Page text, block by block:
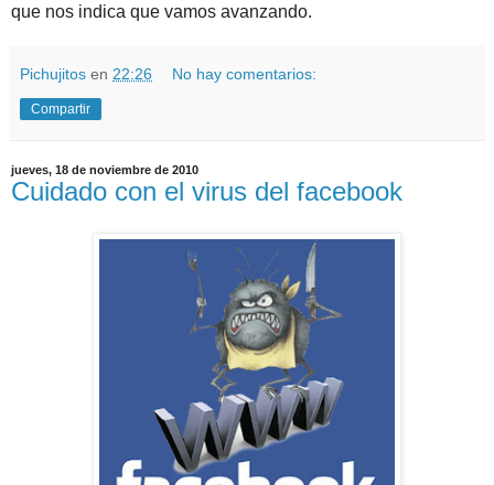
que nos indica que vamos avanzando.
Pichujitos en 22:26 No hay comentarios:
Compartir
jueves, 18 de noviembre de 2010
Cuidado con el virus del facebook